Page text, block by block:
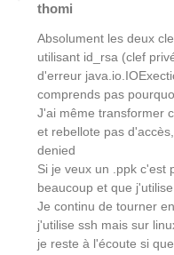
thomi
Absolument les deux
utilisant id_rsa (clef
d'erreur
comprends pas
J'ai même transformer
et rebellote pas
denied
Si je veux un .ppk c'est
beaucoup et que
Je continu de tourner
j'utilise ssh mais sur
je reste à l'écoute si